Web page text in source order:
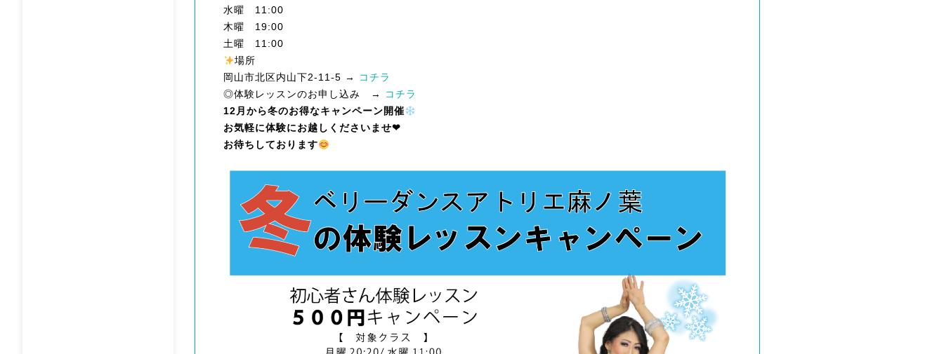
水曜 11:00
木曜 19:00
土曜 11:00
場所
岡山市北区内山下2-11-5 →
コチラ
◎体験レッスンのお申し込み →
コチラ
12月から冬のお得なキャンペーン開催
お気軽に体験にお越しくださいませ❤︎
お待ちしております